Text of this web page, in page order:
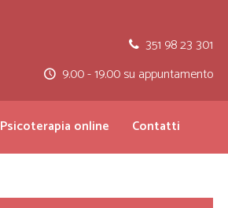
351 98 23 301
9.00 - 19.00 su appuntamento
Psicoterapia online Contatti